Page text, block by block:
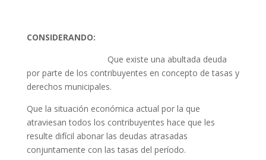
CONSIDERANDO:
Que existe una abultada deuda
por parte de los contribuyentes en concepto de tasas y
derechos municipales.
Que la situación económica actual por la que
atraviesan todos los contribuyentes hace que les
resulte difícil abonar las deudas atrasadas
conjuntamente con las tasas del período.